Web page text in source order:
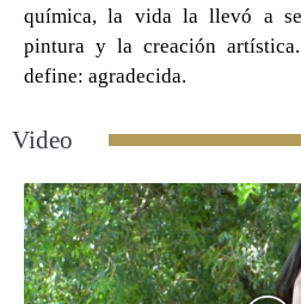
química, la vida la llevó a
pintura y la creación
define: agradecida.
Video